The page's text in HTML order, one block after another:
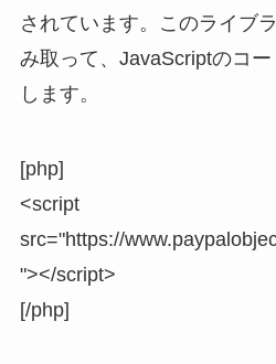
されています。このライブ
み取って、JavaScriptのコ
します。
[php]
<script
src="https://
"></script>
[/php]